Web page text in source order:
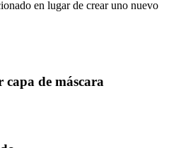
en lugar de crear uno nuevo
capa de máscara